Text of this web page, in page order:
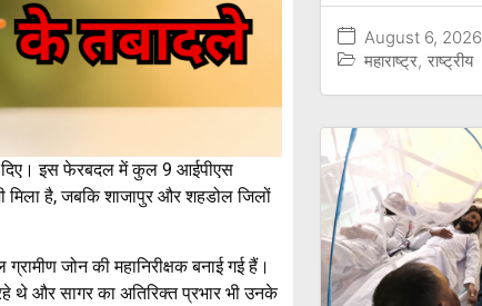
दिए। इस फेरबदल में कुल 9 आईपीएस
मिला है, जबकि शाजापुर और शहडोल जिलों
जोन की महानिरीक्षक बनाई गई हैं।
थे और सागर का अतिरिक्त प्रभार भी उनके
August 6, 2026
महाराष्ट्र, राष्ट्रीय